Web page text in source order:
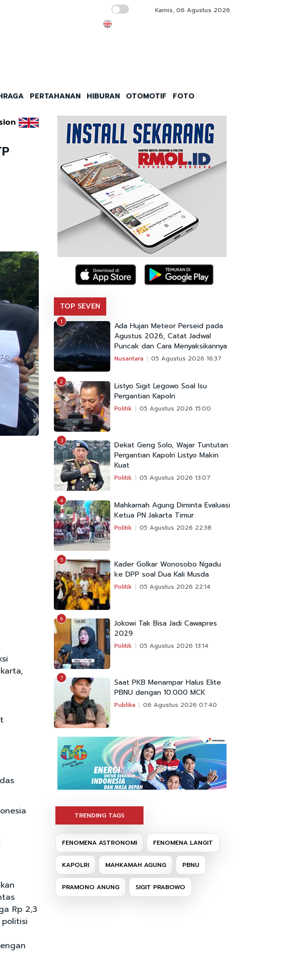
Kakak Kandung Harry Tanoesoedibjo
Kamis, 06 Agustus 2026
PERTAHANAN HIBURAN OTOMOTIF FOTO
Rp 2,3
TOP SEVEN
1
Ada Hujan Meteor Perseid pada
Agustus 2026, Catat Jadwal
Puncak dan Cara Menyaksikannya
Nusantara 05 Agustus 2026 16:37
2
Listyo Sigit Legowo Soal Isu
Pergantian Kapolri
Politik 05 Agustus 2026 15:00
3
Dekat Geng Solo, Wajar Tuntutan
Pergantian Kapolri Listyo Makin
Kuat
Politik 05 Agustus 2026 13:07
4
Mahkamah Agung Diminta Evaluasi
Ketua PN Jakarta Timur
Politik 05 Agustus 2026 22:38
5
Kader Golkar Wonosobo Ngadu
ke DPP soal Dua Kali Musda
Politik 05 Agustus 2026 22:14
6
Jokowi Tak Bisa Jadi Cawapres
2029
Politik 05 Agustus 2026 13:14
7
Saat PKB Menampar Halus Elite
PBNU dengan 10.000 MCK
Publika 06 Agustus 2026 07:40
TRENDING TAGS
FENOMENA ASTRONOMI FENOMENA LANGIT
KAPOLRI MAHKAMAH AGUNG PBNU
PRAMONO ANUNG SIGIT PRABOWO